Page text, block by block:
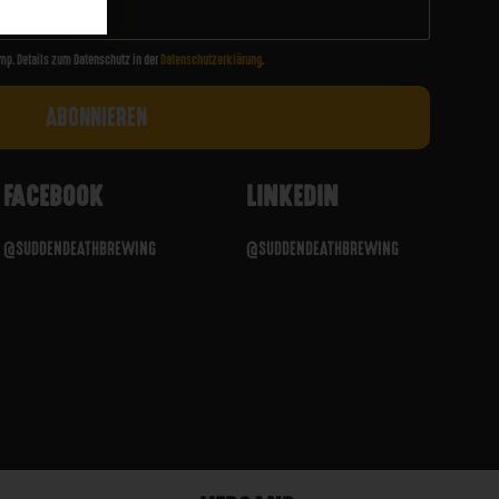
Details zum Datenschutz in der Datenschutzerklärung.
FACEBOOK
@SUDDENDEATHBREWING
LINKEDIN
@SUDDENDEATHBREWING